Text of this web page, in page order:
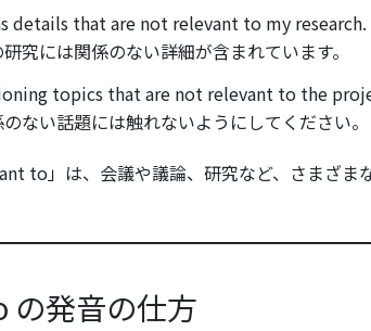
details that are not relevant to my research.
究には関係のない詳細が含まれています。
topics that are not relevant to the
ない話題には触れないようにしてください。
to」は、会議や議論、研究など、さまざま
発音の仕方